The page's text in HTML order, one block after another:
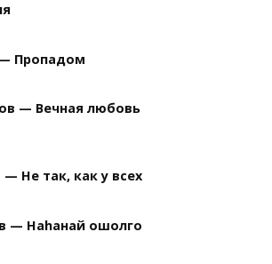
Пропадом
— Вечная любовь
Не так, как у всех
— Наhанай ошолго